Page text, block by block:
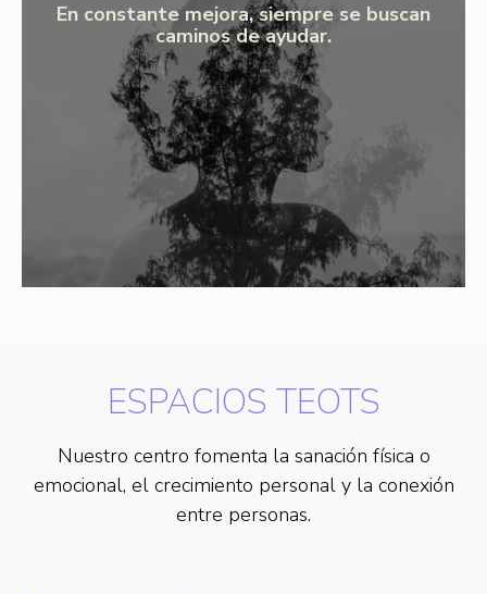
En constante mejora, siempre se buscan
caminos de ayudar.
ESPACIOS TEOTS
Nuestro centro fomenta la sanación física o
emocional, el crecimiento personal y la conexión
entre personas.